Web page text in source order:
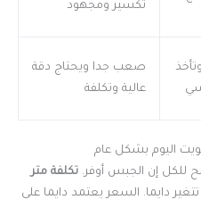
تكسير ومجهود
صعب جدا ويحتاج دقة
عالية وتكلفة
اليوم بشكل عام
للكل إن الجبس أوفر. تكلفة متر
تتغير دايما. السعر يعتمد دايما على